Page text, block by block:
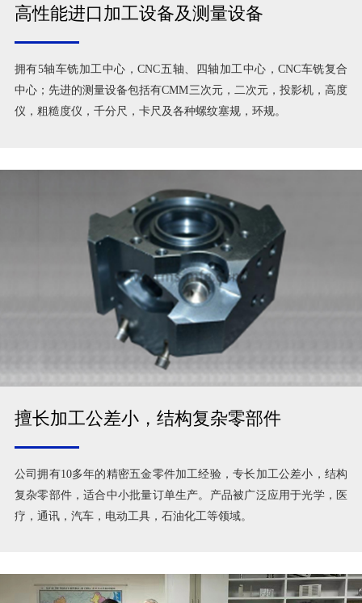
高性能进口加工设备及测量设备
拥有5轴车铣加工中心，CNC五轴、四轴加工中心，CNC车铣复合
中心；先进的测量设备包括有CMM三次元，二次元，投影机，高度
仪，粗糙度仪，千分尺，卡尺及各种螺纹塞规，环规。
擅长加工公差小，结构复杂零部件
公司拥有10多年的精密五金零件加工经验，专长加工公差小，结构
复杂零部件，适合中小批量订单生产。产品被广泛应用于光学，医
疗，通讯，汽车，电动工具，石油化工等领域。